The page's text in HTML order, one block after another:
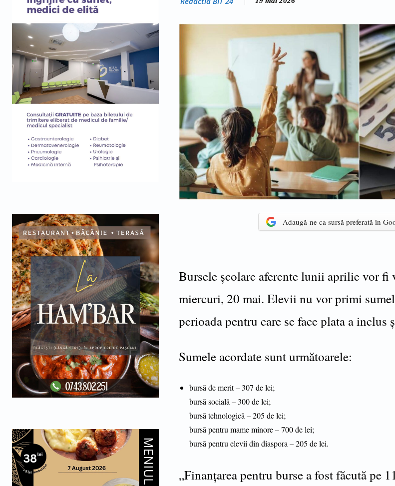
Adaugă-ne ca sursă preferată în
Bursele școlare aferente lunii aprilie vor fi
miercuri, 20 mai. Elevii nu vor primi
perioada pentru care se face plata a inclus
Sumele acordate sunt următoarele:
bursă de merit – 307 de lei;
bursă socială – 300 de lei;
bursă tehnologică – 205 de lei;
bursă pentru mame minore – 700 de lei;
bursă pentru elevii din diaspora – 205 de lei.
„Finanțarea pentru burse a fost făcută pe